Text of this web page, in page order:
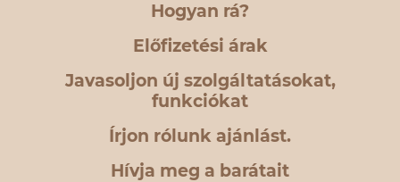
Hogyan rá?
Előfizetési árak
Javasoljon új szolgáltatásokat,
funkciókat
Írjon rólunk ajánlást.
Hívja meg a barátait